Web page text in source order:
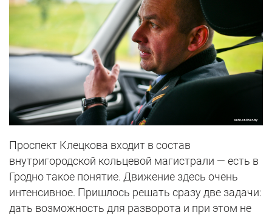
Проспект Клецкова входит в состав
внутригородской кольцевой магистрали — есть в
Гродно такое понятие. Движение здесь очень
интенсивное. Пришлось решать сразу две задачи:
дать возможность для разворота и при этом не